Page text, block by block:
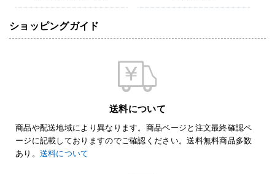
ショッピングガイド
送料について
商品や配送地域により異なります。商品ページと注文最終確認ペ
ージに記載しておりますのでご確認ください。送料無料商品多数
あり。 送料について